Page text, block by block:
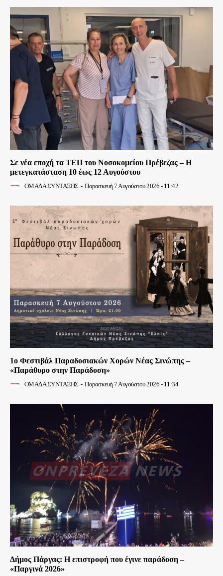
Σε νέα εποχή τα ΤΕΠ του Νοσοκομείου Πρέβεζας – Η
μετεγκατάσταση 10 έως 12 Αυγούστου
ΟΜΑΔΑ ΣΥΝΤΑΞΗΣ - Παρασκευή 7 Αυγούστου 2026 - 11:42
1ο Φεστιβάλ Παραδοσιακών Χορών Νέας Σινώπης –
«Παράθυρο στην Παράδοση»
ΟΜΑΔΑ ΣΥΝΤΑΞΗΣ - Παρασκευή 7 Αυγούστου 2026 - 11:34
Δήμος Πάργας: Η επιστροφή που έγινε παράδοση –
«Παργινά 2026»